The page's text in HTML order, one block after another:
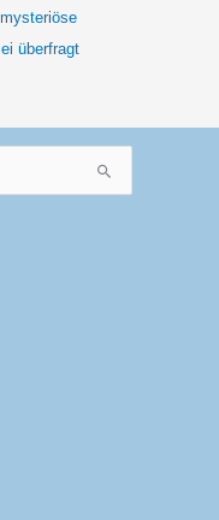
überfragt